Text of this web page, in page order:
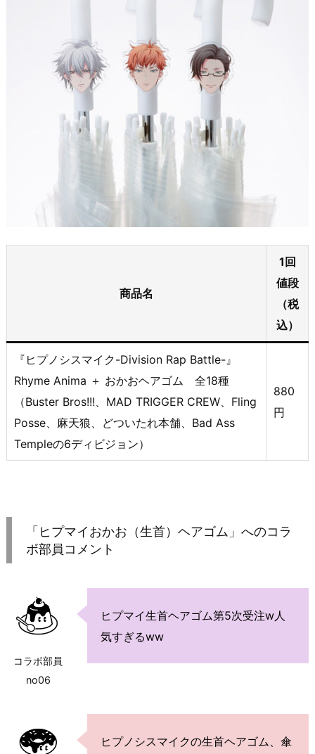
商品名
1回
値段
（税
込）
『ヒプノシスマイク-Division Rap Battle-』
Rhyme Anima ＋ おかおヘアゴム 全18種
（Buster Bros!!!、MAD TRIGGER CREW、Fling
Posse、麻天狼、どついたれ本舗、Bad Ass
Templeの6ディビジョン）
880
円
「ヒプマイおかお（生首）ヘアゴム」へのコラ
ボ部員コメント
コラボ部員
no06
ヒプマイ生首ヘアゴム第5次受注w人
気すぎるww
ヒプノシスマイクの生首ヘアゴム、傘